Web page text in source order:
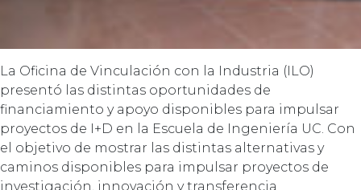
La Oficina de Vinculación con la Industria (ILO)
presentó las distintas oportunidades de
financiamiento y apoyo disponibles para impulsar
proyectos de I+D en la Escuela de Ingeniería UC. Con
el objetivo de mostrar las distintas alternativas y
caminos disponibles para impulsar proyectos de
investigación, innovación y transferencia